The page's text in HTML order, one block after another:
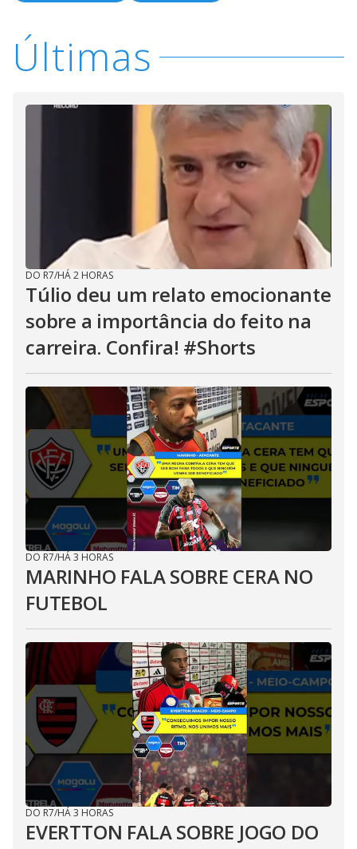
Últimas
DO R7/HÁ 2 HORAS
Túlio deu um relato emocionante
sobre a importância do feito na
carreira. Confira! #Shorts
DO R7/HÁ 3 HORAS
MARINHO FALA SOBRE CERA NO
FUTEBOL
DO R7/HÁ 3 HORAS
EVERTTON FALA SOBRE JOGO DO